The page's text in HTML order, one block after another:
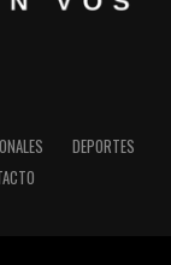
DEPORTES